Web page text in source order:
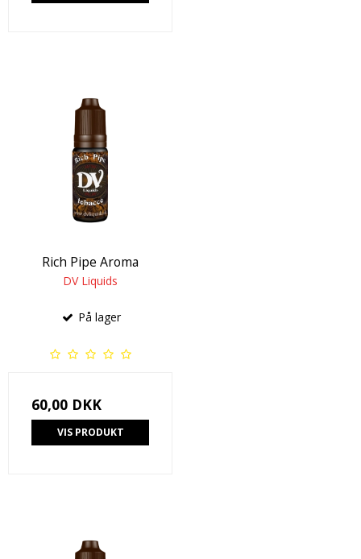
Rich Pipe Aroma
DV Liquids
På lager
60,00 DKK
VIS PRODUKT